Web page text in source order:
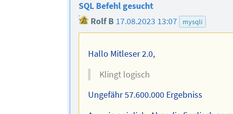
SQL Befehl gesucht
Rolf B 17.08.2023 13:07 mysqli
Hallo Mitleser 2.0,
Klingt logisch
Ungefähr 57.600.000 Ergebniss